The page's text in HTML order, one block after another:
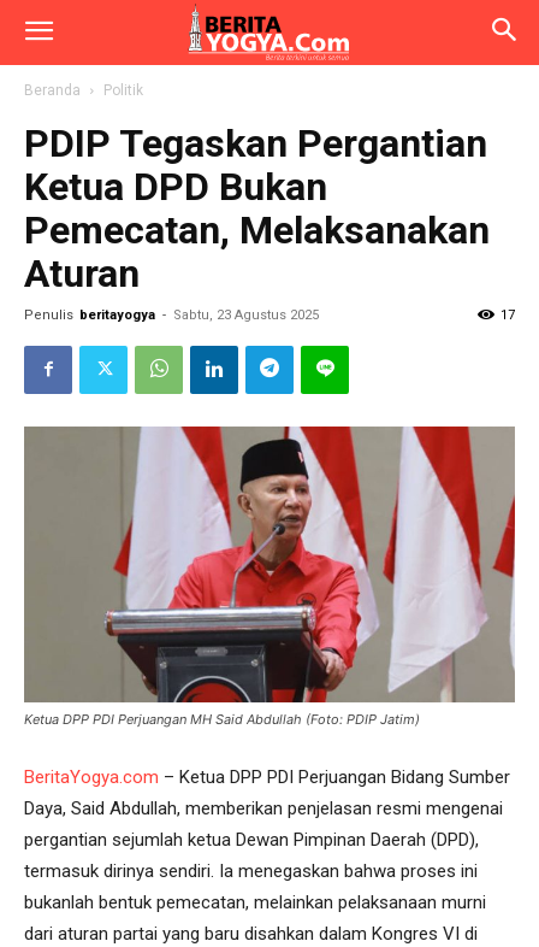
Beranda Politik
PDIP Tegaskan Pergantian
Ketua DPD Bukan
Pemecatan, Melaksanakan
Aturan
Penulis beritayogya - Sabtu, 23 Agustus 2025 17
Ketua DPP PDI Perjuangan MH Said Abdullah (Foto: PDIP Jatim)
BeritaYogya.com – Ketua DPP PDI Perjuangan Bidang Sumber
Daya, Said Abdullah, memberikan penjelasan resmi mengenai
pergantian sejumlah ketua Dewan Pimpinan Daerah (DPD),
termasuk dirinya sendiri. Ia menegaskan bahwa proses ini
bukanlah bentuk pemecatan, melainkan pelaksanaan murni
dari aturan partai yang baru disahkan dalam Kongres VI di